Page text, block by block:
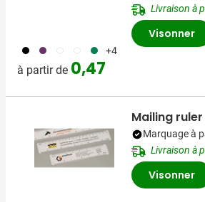
001 024 002 970 004 +4
à partir de 0,47
Livraison à
Visonner
Mailing
Marquage à
Livraison à
Visonner